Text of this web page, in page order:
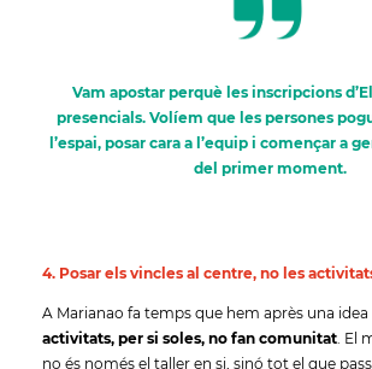
Vam apostar perquè les inscripcions
presencials. Volíem que les persones
l’espai, posar cara a l’equip i començar a
del primer moment.
4. Posar els vincles al centre, no les
A Marianao fa temps que hem après una
activitats, per si soles, no fan comunitat. El
no és només el taller en si, sinó tot el que